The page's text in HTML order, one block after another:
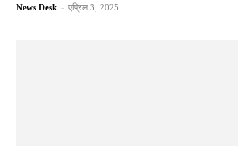
News Desk - एप्रिल 3, 2025